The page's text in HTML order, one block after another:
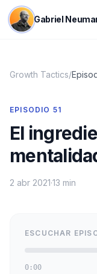
Gabriel
Growth Tactics/
EPISODIO 51
El
2 abr 2021·13 min
ESCUCHAR
0:00